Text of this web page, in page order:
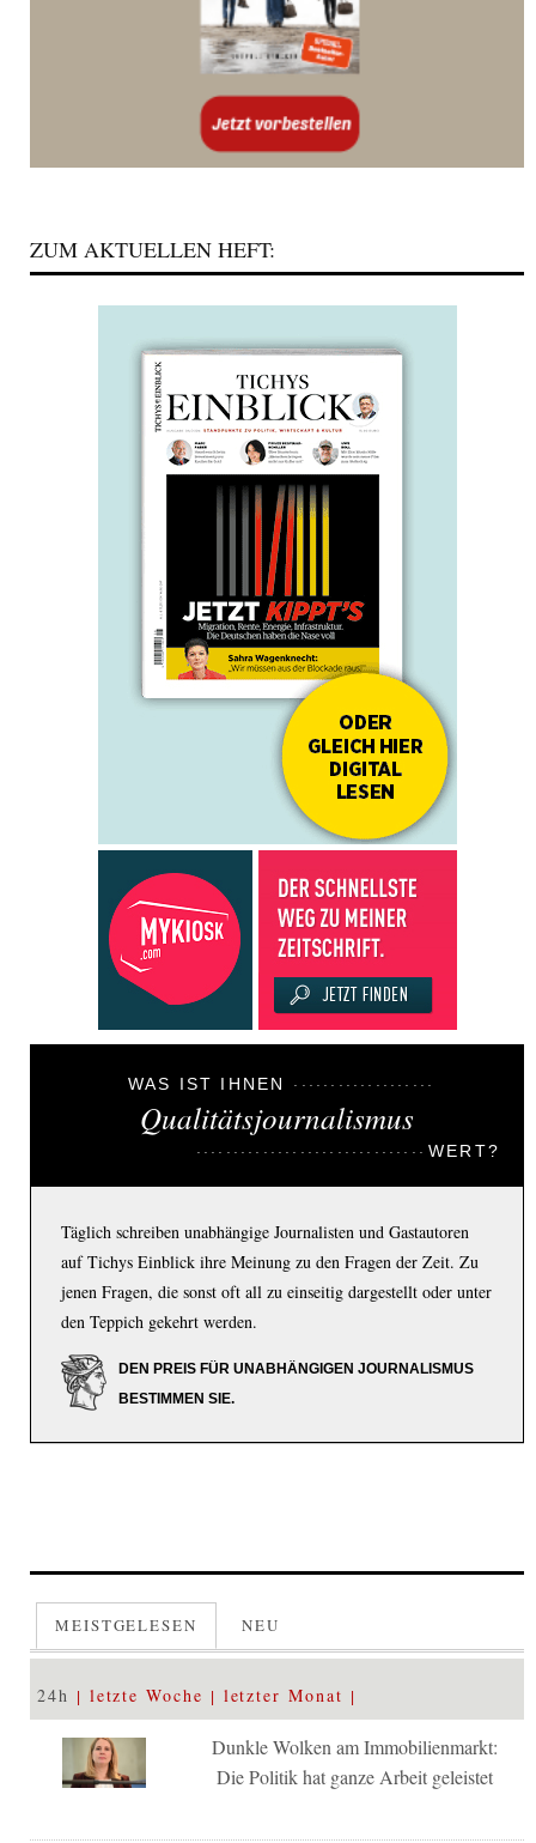
ZUM AKTUELLEN HEFT:
WAS IST IHNEN
Qualitätsjournalismus
WERT?
Täglich schreiben unabhängige Journalisten und Gastautoren
auf Tichys Einblick ihre Meinung zu den Fragen der Zeit. Zu
jenen Fragen, die sonst oft all zu einseitig dargestellt oder unter
den Teppich gekehrt werden.
DEN PREIS FÜR UNABHÄNGIGEN JOURNALISMUS
BESTIMMEN SIE.
MEISTGELESEN NEU
24h letzte Woche letzter Monat
Dunkle Wolken am Immobilienmarkt:
Die Politik hat ganze Arbeit geleistet